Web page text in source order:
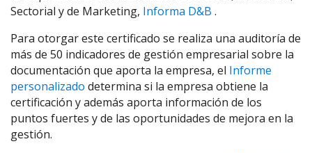
Sectorial y de Marketing, Informa D&B .
Para otorgar este certificado se realiza una auditoría de
más de 50 indicadores de gestión empresarial sobre la
documentación que aporta la empresa, el Informe
personalizado determina si la empresa obtiene la
certificación y además aporta información de los
puntos fuertes y de las oportunidades de mejora en la
gestión.